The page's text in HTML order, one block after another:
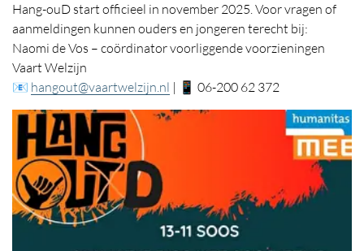
Hang-ouD start officieel in november 2025. Voor vragen of
aanmeldingen kunnen ouders en jongeren terecht bij:
Naomi de Vos – coördinator voorliggende voorzieningen
Vaart Welzijn
📧 hangout@vaartwelzijn.nl | 📱 06-200 62 372